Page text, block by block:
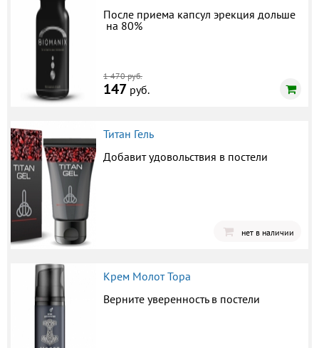
После приема капсул эрекция дольше
на 80%
1 470 руб.
147 руб.
Титан Гель
Добавит удовольствия в постели
нет в наличии
Крем Молот Тора
Верните уверенность в постели